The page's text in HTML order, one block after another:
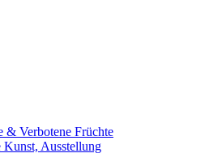
Verbotene Früchte
Kunst, Ausstellung